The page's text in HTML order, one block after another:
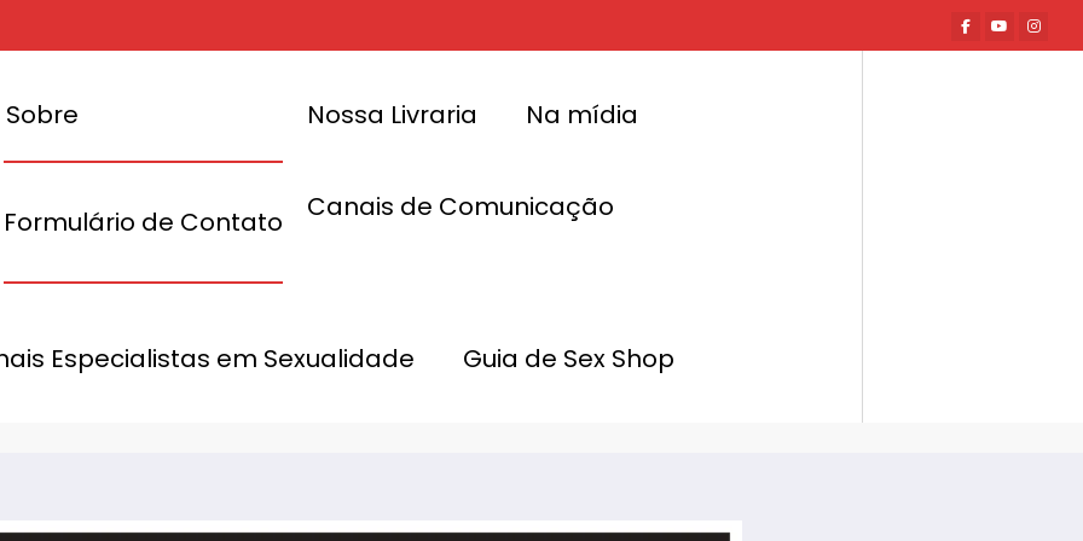
Sobre
Formulário de Contato
Nossa Livraria Na mídia
Canais de Comunicação
Especialistas em Sexualidade Guia de Sex Shopsexualidade no Porto em Portugal